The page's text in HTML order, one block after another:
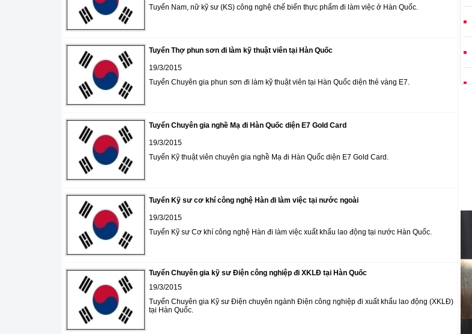
Tuyển Nam, nữ kỹ sư (KS) công nghệ chế biến thực phẩm đi làm việc ở Hàn Quốc.
Tuyển Thợ phun sơn đi làm kỹ thuật viên tại Hàn Quốc
19/3/2015
Tuyển Chuyên gia phun sơn đi làm kỹ thuật viên tại Hàn Quốc diện thẻ vàng E7.
Tuyển Chuyên gia nghề Mạ đi Hàn Quốc diện E7 Gold Card
19/3/2015
Tuyển Kỹ thuật viên chuyên gia nghề Mạ đi Hàn Quốc diện E7 Gold Card.
Tuyển Kỹ sư cơ khí công nghệ Hàn đi làm việc tại nước ngoài
19/3/2015
Tuyển Kỹ sư Cơ khí công nghệ Hàn đi làm việc xuất khẩu lao động tại nước Hàn Quốc.
Tuyển Chuyên gia kỹ sư Điện công nghiệp đi XKLĐ tại Hàn Quốc
19/3/2015
Tuyển Chuyên gia Kỹ sư Điện chuyên ngành Điện công nghiệp đi xuất khẩu lao động (XKLĐ)
tại Hàn Quốc.